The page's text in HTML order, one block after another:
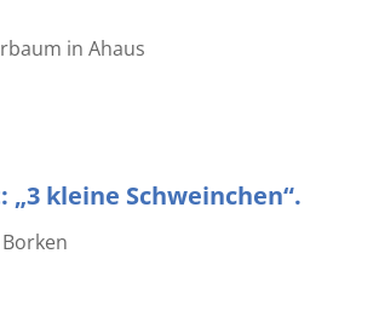
in Ahaus
kleine Schweinchen“.